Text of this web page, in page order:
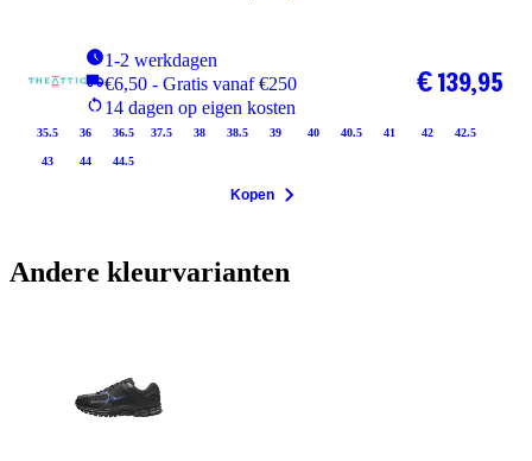
1-2 werkdagen
€6,50 - Gratis vanaf €250
14 dagen op eigen kosten
35.5 36 36.5 37.5 38 38.5 39 40 40.5 41 42 42.5
43 44 44.5
€ 139,95
Kopen
Andere kleurvarianten